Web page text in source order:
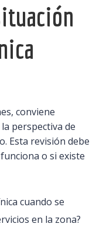
conviene
perspectiva de
Esta revisión debe
o si existe
cuando se
en la zona?